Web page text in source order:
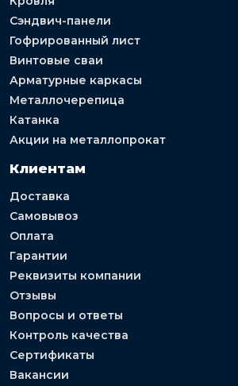
Сэндвич-панели
Гофрированный лист
Винтовые сваи
Арматурные каркасы
Металлочерепица
Катанка
Акции на металлопрокат
Клиентам
Доставка
Самовывоз
Оплата
Гарантии
Реквизиты компании
Отзывы
Вопросы и ответы
Контроль качества
Сертификаты
Вакансии